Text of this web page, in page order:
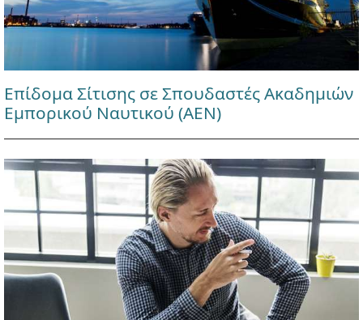
Επίδομα Σίτισης σε Σπουδαστές Ακαδημιών
Εμπορικού Ναυτικού (ΑΕΝ)